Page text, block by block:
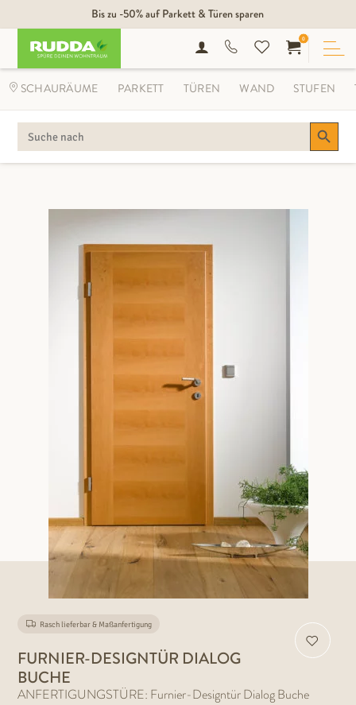
Bis zu -50% auf Parkett & Türen sparen
SEARCH
FOR:
Search Button
0
SCHAURÄUME PARKETT TÜREN WAND STUFEN
Rasch lieferbar & Maßanfertigung
FURNIER-DESIGNTÜR DIALOG
BUCHE
ANFERTIGUNGSTÜRE: Furnier-Designtür Dialog Buche